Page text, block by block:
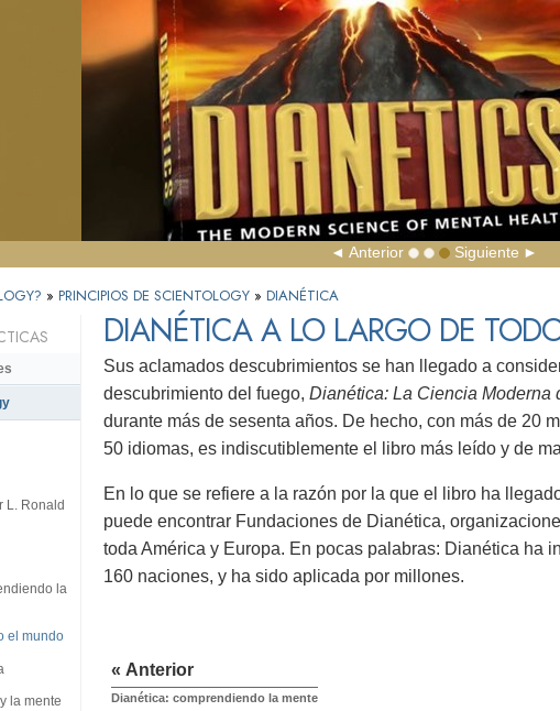
Anterior Siguiente
» PRINCIPIOS DE SCIENTOLOGY » DIANÉTICA
DIANÉTICA A LO LARGO DE
Sus aclamados descubrimientos se han llegado a
descubrimiento del fuego, Dianética: La Ciencia Moderna
durante más de sesenta años. De hecho, con más de 20
50 idiomas, es indiscutiblemente el libro más leído y de
En lo que se refiere a la razón por la que el libro ha
puede encontrar Fundaciones de Dianética,
toda América y Europa. En pocas palabras: Dianética ha
160 naciones, y ha sido aplicada por millones.
« Anterior
Dianética: comprendiendo la mente
L. Ronald
la
el mundo
la mente